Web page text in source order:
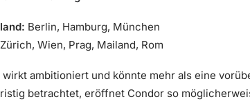
Berlin, Hamburg, München
Zürich, Wien, Prag, Mailand, Rom
wirkt ambitioniert und könnte mehr als eine
betrachtet, eröffnet Condor so